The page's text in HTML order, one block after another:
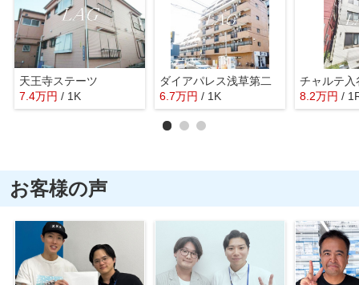
天王寺ステーツ
7.4万円 / 1K
ダイアパレス浅草第二
6.7万円 / 1K
チャルテ入
8.2万円 /
お客様の声